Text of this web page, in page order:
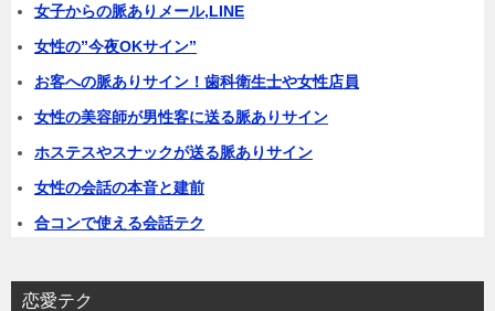
女子からの脈ありメール,LINE
女性の”今夜OKサイン”
お客への脈ありサイン！歯科衛生士や女性店員
女性の美容師が男性客に送る脈ありサイン
ホステスやスナックが送る脈ありサイン
女性の会話の本音と建前
合コンで使える会話テク
恋愛テク